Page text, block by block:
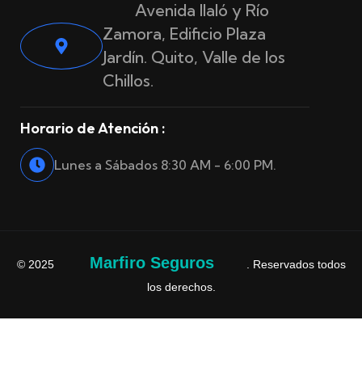
Avenida Ilaló y Río
Zamora, Edificio Plaza
Jardín. Quito, Valle de los
Chillos.
Horario de Atención :
Lunes a Sábados 8:30 AM - 6:00 PM.
© 2025 Marfiro Seguros
. Reservados todos
los derechos.